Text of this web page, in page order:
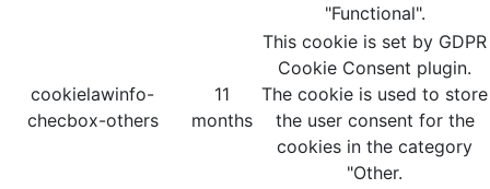
"Functional".
cookielawinfo-
checbox-others
11
months
This cookie is set by GDPR
Cookie Consent plugin.
The cookie is used to store
the user consent for the
cookies in the category
"Other.